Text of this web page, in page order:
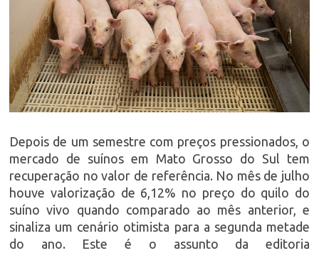
Depois de um semestre com preços pressionados, o
mercado de suínos em Mato Grosso do Sul tem
recuperação no valor de referência. No mês de julho
houve valorização de 6,12% no preço do quilo do
suíno vivo quando comparado ao mês anterior, e
sinaliza um cenário otimista para a segunda metade
do ano. Este é o assunto da editoria